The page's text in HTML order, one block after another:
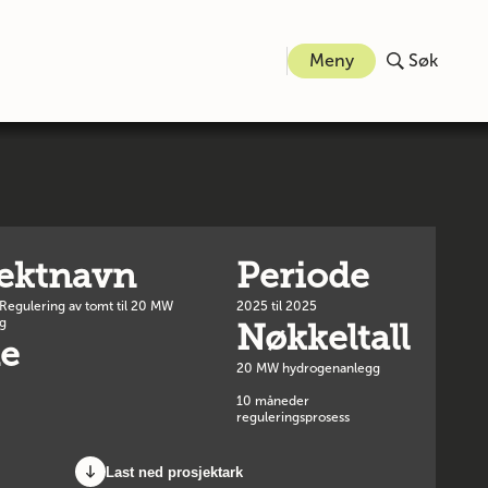
Meny Søk
av tomt til 20 MW
Periode
2025 til 2025
Nøkkeltall
20 MW hydrogenanlegg
10 måneder
reguleringsprosess
Last ned prosjektark